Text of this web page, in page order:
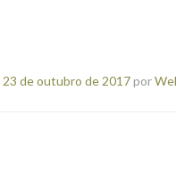
23 de outubro de 2017por